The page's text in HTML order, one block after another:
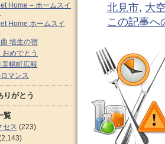
北見市, 大
この記事へ
Home – ホームスイ
Home ホームスイ
埴生の宿
おめでとう
幌町広報
マンス
りがとう
覧
セス (223)